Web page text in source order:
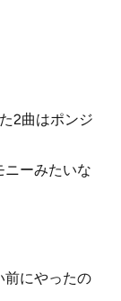
2曲はポンジ
ニーみたいな
前にやったの